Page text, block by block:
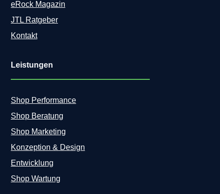
eRock Magazin
JTL Ratgeber
Kontakt
Leistungen
Shop Performance
Shop Beratung
Shop Marketing
Konzeption & Design
Entwicklung
Shop Wartung